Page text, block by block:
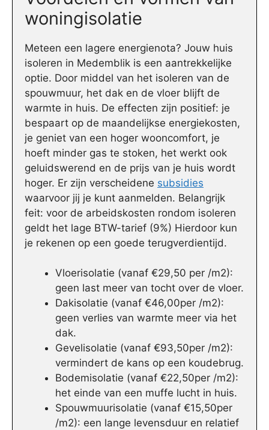
woningisolatie
Meteen een lagere energienota? Jouw huis
isoleren in Medemblik is een aantrekkelijke
optie. Door middel van het isoleren van de
spouwmuur, het dak en de vloer blijft de
warmte in huis. De effecten zijn positief: je
bespaart op de maandelijkse energiekosten,
je geniet van een hoger wooncomfort, je
hoeft minder gas te stoken, het werkt ook
geluidswerend en de prijs van je huis wordt
hoger. Er zijn verscheidene subsidies
waarvoor jij je kunt aanmelden. Belangrijk
feit: voor de arbeidskosten rondom isoleren
geldt het lage BTW-tarief (9%) Hierdoor kun
je rekenen op een goede terugverdientijd.
Vloerisolatie (vanaf €29,50 per /m2):
geen last meer van tocht over de vloer.
Dakisolatie (vanaf €46,00per /m2):
geen verlies van warmte meer via het
dak.
Gevelisolatie (vanaf €93,50per /m2):
vermindert de kans op een koudebrug.
Bodemisolatie (vanaf €22,50per /m2):
het einde van een muffe lucht in huis.
Spouwmuurisolatie (vanaf €15,50per
/m2): een lange levensduur en relatief